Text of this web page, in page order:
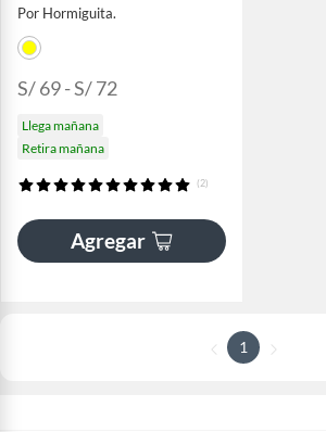
Por Hormiguita.
S/ 69 - S/ 72
Llega mañana
Retira mañana
(2)
Agregar
1